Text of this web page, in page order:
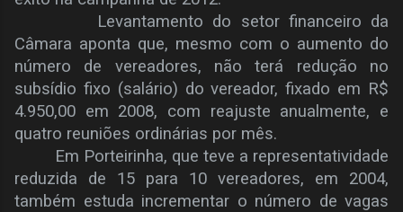
Levantamento do setor financeiro da
Câmara aponta que, mesmo com o aumento do
número de vereadores, não terá redução no
subsídio fixo (salário) do vereador, fixado em R$
4.950,00 em 2008, com reajuste anualmente, e
quatro reuniões ordinárias por mês.
Em Porteirinha, que teve a representatividade
reduzida de 15 para 10 vereadores, em 2004,
também estuda incrementar o número de vagas